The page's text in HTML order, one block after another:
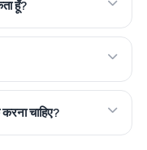
हूँ?
चाहिए?